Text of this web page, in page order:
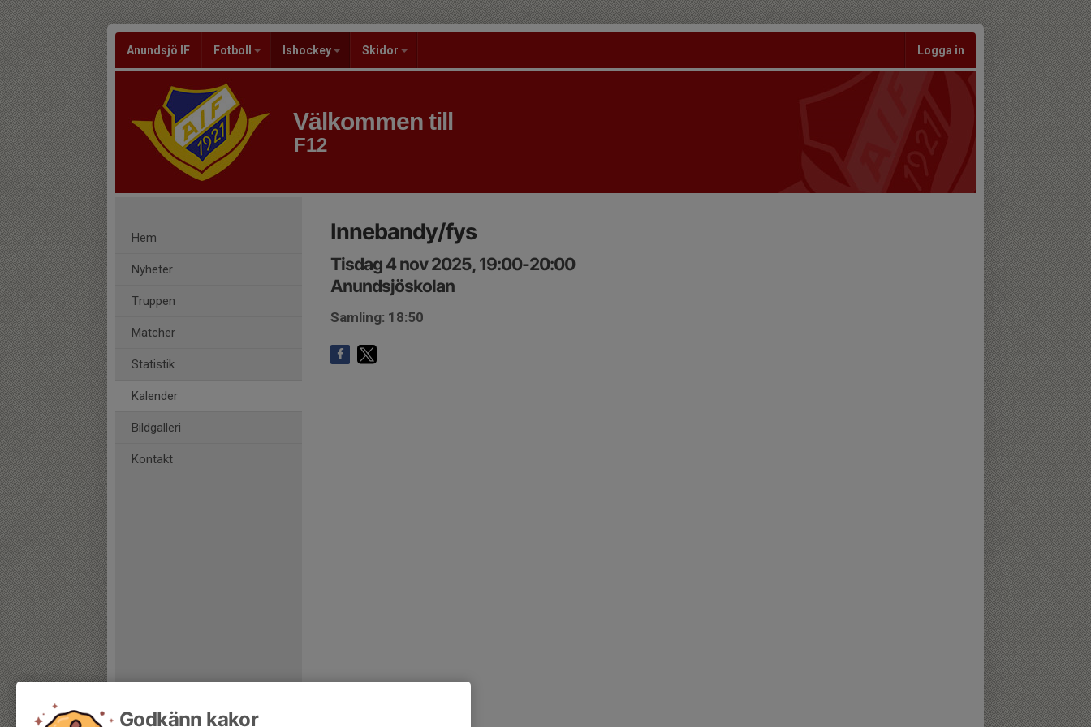
Anundsjö IF Fotboll Ishockey Skidor Logga in
Välkommen till
F12
Hem
Nyheter
Truppen
Matcher
Statistik
Kalender
Bildgalleri
Kontakt
Innebandy/fys
Tisdag 4 nov 2025, 19:00-20:00
Anundsjöskolan
Samling: 18:50
Godkänn kakor